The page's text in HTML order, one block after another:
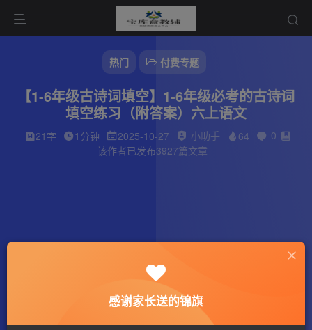
热门 付费专题
【1-6年级古诗词填空】1-6年级必考的古诗词
填空练习（附答案）六上语文
21字 1分钟 2025-10-27 小助手 64
0
该作者已发布3927篇文章
感谢家长送的锦旗